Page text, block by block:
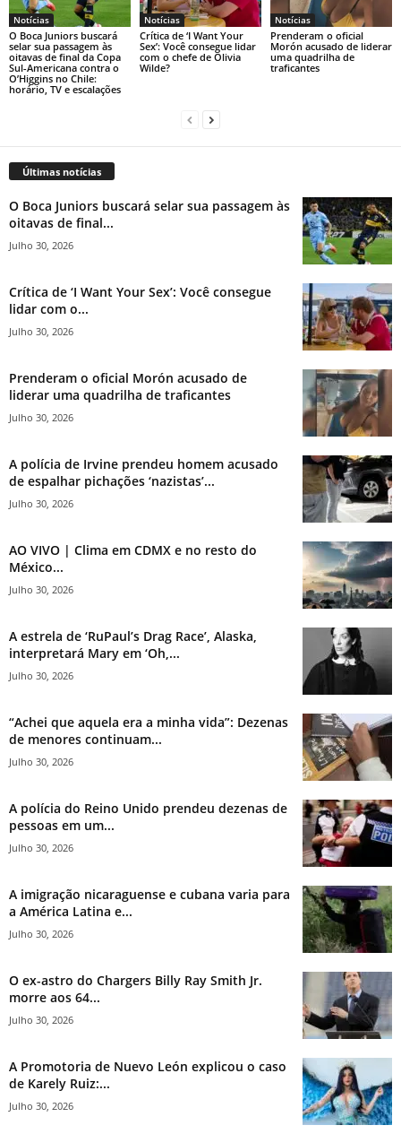
Notícias
O Boca Juniors buscará
selar sua passagem às
oitavas de final da Copa
Sul-Americana contra o
O’Higgins no Chile:
horário, TV e escalações
Notícias
Crítica de ‘I Want Your
Sex’: Você consegue lidar
com o chefe de Olivia
Wilde?
Notícias
Prenderam o oficial
Morón acusado de liderar
uma quadrilha de
traficantes
Últimas notícias
O Boca Juniors buscará selar sua passagem às
oitavas de final...
Julho 30, 2026
Crítica de ‘I Want Your Sex’: Você consegue
lidar com o...
Julho 30, 2026
Prenderam o oficial Morón acusado de
liderar uma quadrilha de traficantes
Julho 30, 2026
A polícia de Irvine prendeu homem acusado
de espalhar pichações ‘nazistas’...
Julho 30, 2026
AO VIVO | Clima em CDMX e no resto do
México...
Julho 30, 2026
A estrela de ‘RuPaul’s Drag Race’, Alaska,
interpretará Mary em ‘Oh,...
Julho 30, 2026
“Achei que aquela era a minha vida”: Dezenas
de menores continuam...
Julho 30, 2026
A polícia do Reino Unido prendeu dezenas de
pessoas em um...
Julho 30, 2026
A imigração nicaraguense e cubana varia para
a América Latina e...
Julho 30, 2026
O ex-astro do Chargers Billy Ray Smith Jr.
morre aos 64...
Julho 30, 2026
A Promotoria de Nuevo León explicou o caso
de Karely Ruiz:...
Julho 30, 2026